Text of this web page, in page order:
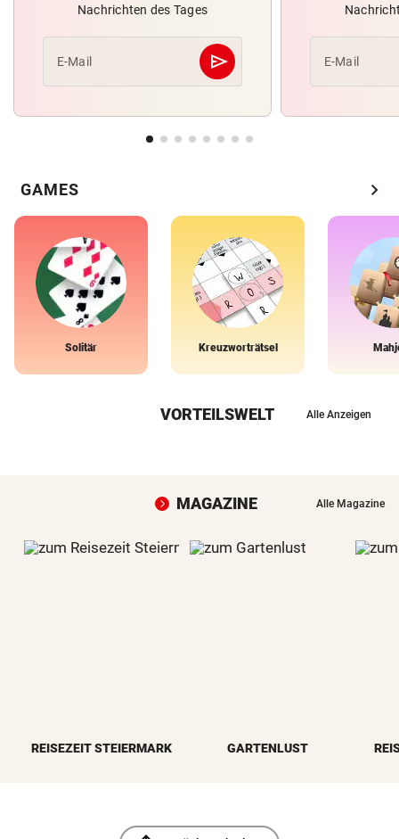
Nachrichten des Tages
E-Mail send
Abschicken E-Mail
GAMES chevron_right
Solitär Kreuzworträtsel
VORTEILSWELT Alle Anzeigen
MAGAZINE Alle Magazine
REISEZEIT STEIERMARK GARTENLUST